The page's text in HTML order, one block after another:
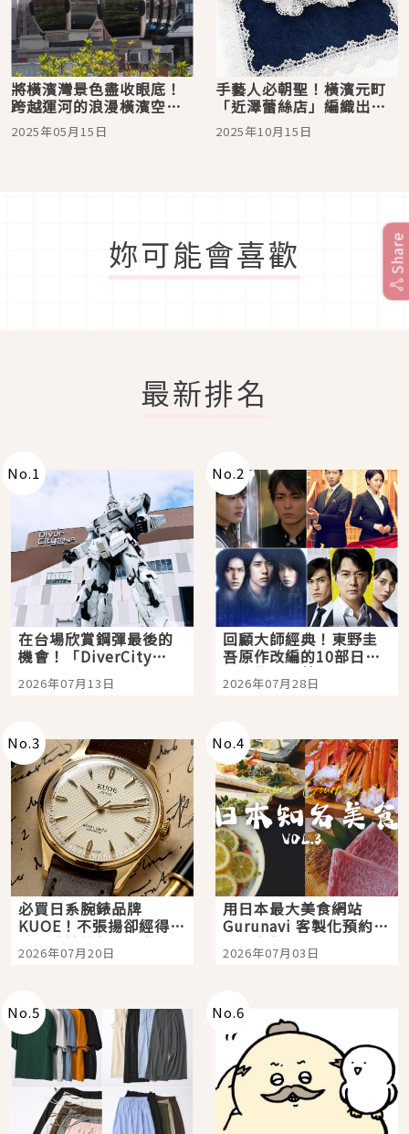
將橫濱灣景色盡收眼底！
跨越運河的浪漫橫濱空中
纜車「YOKOHAMA AIR
CABIN」
2025年05月15日
手藝人必朝聖！橫濱元町
「近澤蕾絲店」編織出蕾
絲的無限可能，最夢幻的
百年歷史
2025年10月15日
妳可能會喜歡
最新排名
No.1
在台場欣賞鋼彈最後的
機會！「DiverCity
Tokyo Plaza」搭船、
購物、美食及夜景，一
2026年07月13日
No.2
回顧大師經典！東野圭
吾原作改編的10部日本
影視作品推薦
2026年07月28日
No.3
必買日系腕錶品牌
KUOE！不張揚卻經得起
時間洗鍊的經典之作五
選
2026年07月20日
No.4
用日本最大美食網站
Gurunavi 客製化預約九
大都市餐廳，打造專屬
美食體驗！
2026年07月03日
No.5 No.6
Share